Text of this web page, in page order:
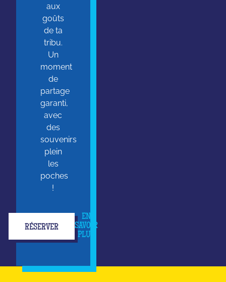
aux
goûts
de ta
tribu.
Un
moment
de
partage
garanti,
avec
des
souvenirs
plein
les
poches
!
RÉSERVER
EN
SAVOIR
PLUS